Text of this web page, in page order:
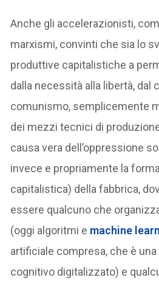
Anche gli accelerazionisti,
marxismi, convinti che sia lo
produttive capitalistiche a
dalla necessità alla libertà, dal
comunismo, semplicemente
dei mezzi tecnici di
causa vera dell’oppressione
invece e propriamente la
capitalistica) della fabbrica,
essere qualcuno che
(oggi algoritmi e machine
artificiale compresa, che è
cognitivo digitalizzato) e